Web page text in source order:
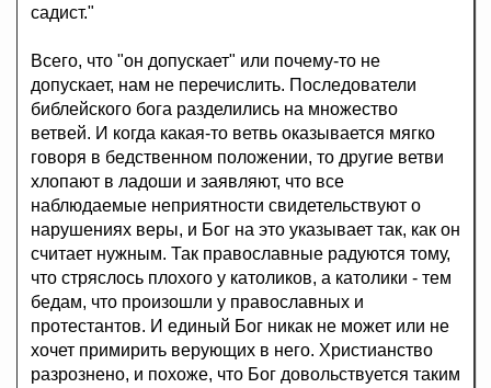
садист."
Всего, что "он допускает" или почему-то не
допускает, нам не перечислить. Последователи
библейского бога разделились на множество
ветвей. И когда какая-то ветвь оказывается мягко
говоря в бедственном положении, то другие ветви
хлопают в ладоши и заявляют, что все
наблюдаемые неприятности свидетельствуют о
нарушениях веры, и Бог на это указывает так, как он
считает нужным. Так православные радуются тому,
что стряслось плохого у католиков, а католики - тем
бедам, что произошли у православных и
протестантов. И единый Бог никак не может или не
хочет примирить верующих в него. Христианство
разрознено, и похоже, что Бог довольствуется таким